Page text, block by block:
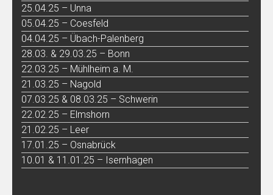
25.04.25 – Unna
05.04.25 – Coesfeld
04.04.25 – Übach-Palenberg
28.03. & 29.03.25 – Bonn
22.03.25 – Mühlheim a. M.
21.03.25 – Nagold
07.03.25 & 08.03.25 – Schwerin
22.02.25 – Elmshorn
21.02.25 – Leer
17.01.25 – Osnabrück
10.01 & 11.01.25 – Isernhagen